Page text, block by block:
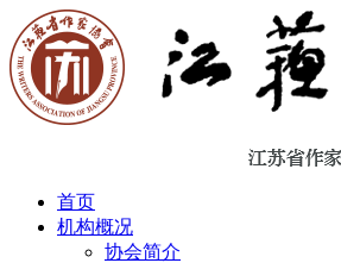
首页
机构概况
协会简介